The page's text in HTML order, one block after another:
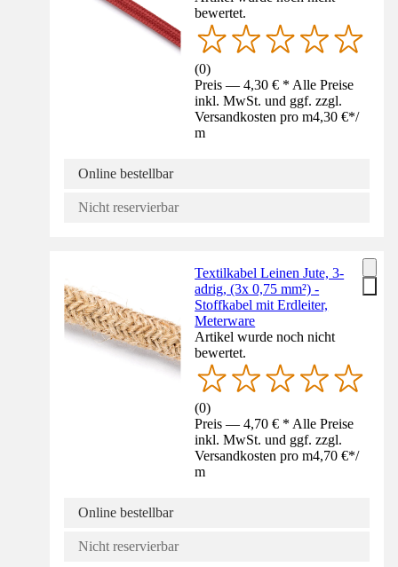
bewertet.
(0)
Preis — 4,30 € * Alle Preise
inkl. MwSt. und ggf. zzgl.
Versandkosten pro m4,30 €*/
m
Online bestellbar
Nicht reservierbar
Textilkabel Leinen Jute, 3-
adrig, (3x 0,75 mm²) -
Stoffkabel mit Erdleiter,
Meterware
Artikel wurde noch nicht
bewertet.
(0)
Preis — 4,70 € * Alle Preise
inkl. MwSt. und ggf. zzgl.
Versandkosten pro m4,70 €*/
m
Online bestellbar
Nicht reservierbar